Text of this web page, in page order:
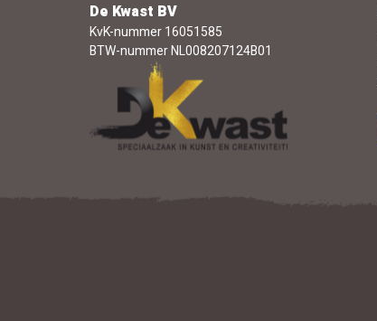
De Kwast BV
KvK-nummer 16051585
BTW-nummer NL008207124B01